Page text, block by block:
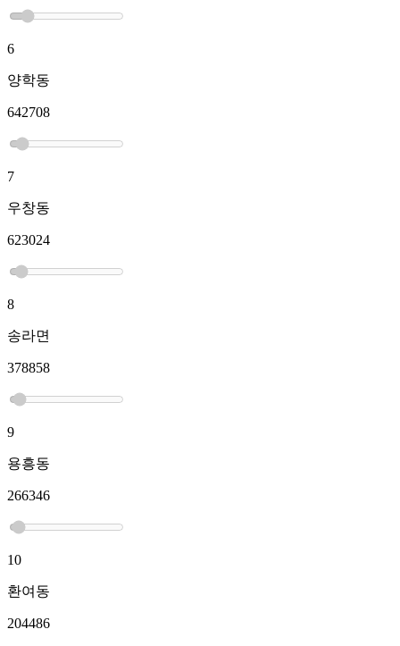
6
양학동
642708
7
우창동
623024
8
송라면
378858
9
용흥동
266346
10
환여동
204486